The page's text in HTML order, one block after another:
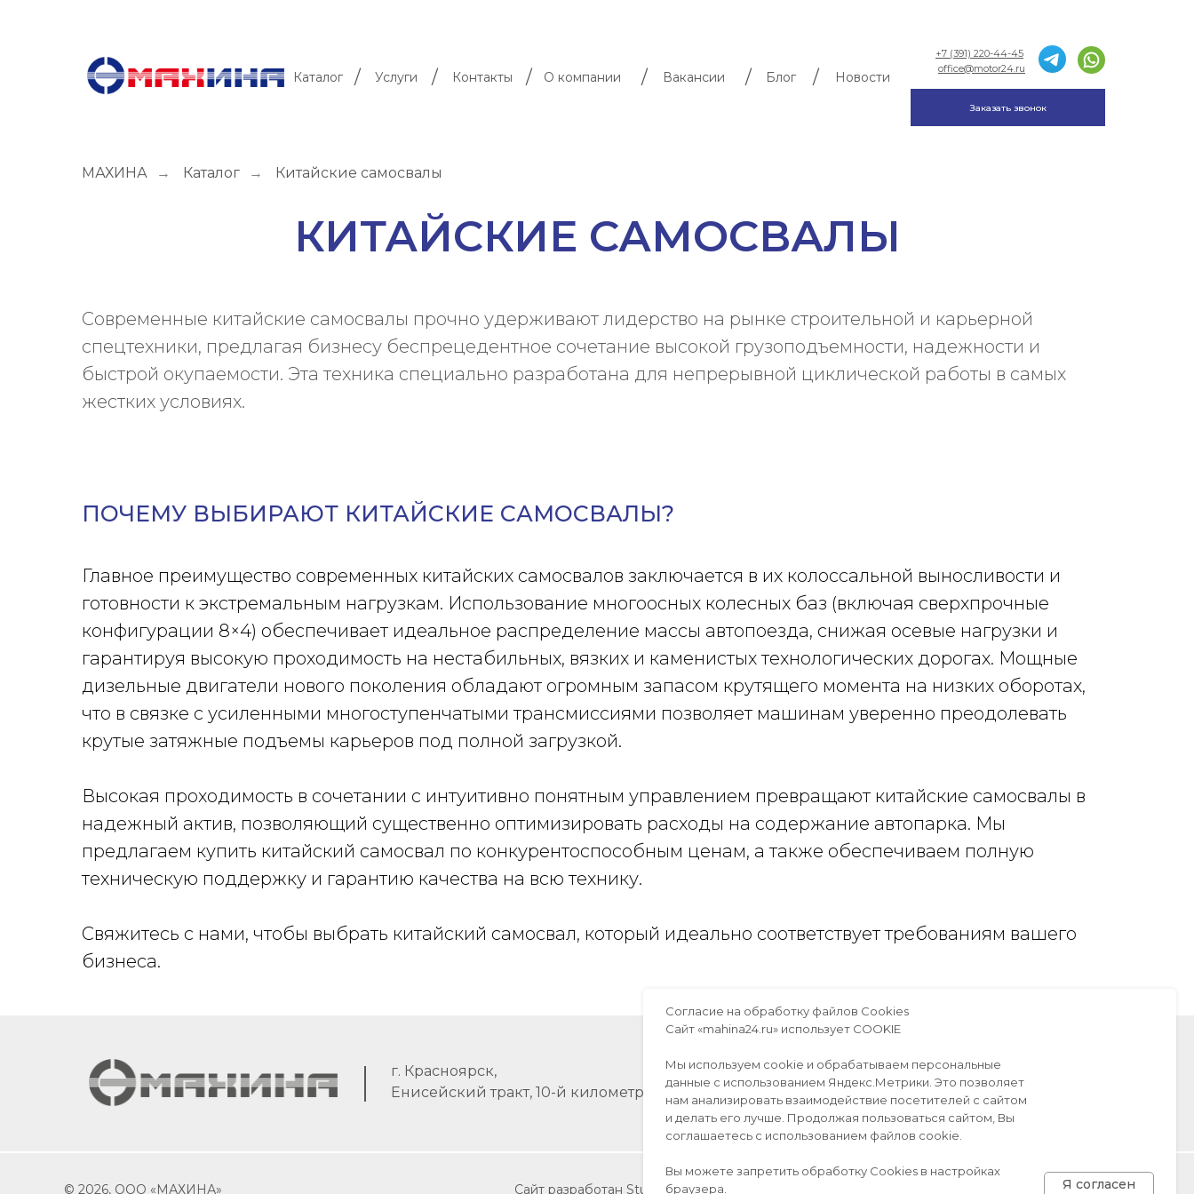
Заказать звонок
+7 (391) 220-44-45
office@motor24.ru
Услуги
Каталог Новости
Блог
/ /
/ / /
/ Контакты Вакансии
О компании
МАХИНА → Каталог → Китайские самосвалы
КИТАЙСКИЕ САМОСВАЛЫ
Современные китайские самосвалы прочно удерживают лидерство на рынке строительной и карьерной
спецтехники, предлагая бизнесу беспрецедентное сочетание высокой грузоподъемности, надежности и
быстрой окупаемости. Эта техника специально разработана для непрерывной циклической работы в самых
жестких условиях.
ПОЧЕМУ ВЫБИРАЮТ КИТАЙСКИЕ САМОСВАЛЫ?
Главное преимущество современных китайских самосвалов заключается в их колоссальной выносливости и
готовности к экстремальным нагрузкам. Использование многоосных колесных баз (включая сверхпрочные
конфигурации 8×4) обеспечивает идеальное распределение массы автопоезда, снижая осевые нагрузки и
гарантируя высокую проходимость на нестабильных, вязких и каменистых технологических дорогах. Мощные
дизельные двигатели нового поколения обладают огромным запасом крутящего момента на низких оборотах,
что в связке с усиленными многоступенчатыми трансмиссиями позволяет машинам уверенно преодолевать
крутые затяжные подъемы карьеров под полной загрузкой.
Высокая проходимость в сочетании с интуитивно понятным управлением превращают китайские самосвалы в
надежный актив, позволяющий существенно оптимизировать расходы на содержание автопарка. Мы
предлагаем купить китайский самосвал по конкурентоспособным ценам, а также обеспечиваем полную
техническую поддержку и гарантию качества на всю технику.
Свяжитесь с нами, чтобы выбрать китайский самосвал, который идеально соответствует требованиям вашего
бизнеса.
Согласие на обработку файлов Сookies
Сайт «mahina24.ru» использует COOKIE
Мы используем cookie и обрабатываем персональные
данные с использованием Яндекс.Метрики. Это позволяет
нам анализировать взаимодействие посетителей с сайтом
и делать его лучше. Продолжая пользоваться сайтом, Вы
соглашаетесь с использованием файлов cookie.
Вы можете запретить обработку Cookies в настройках
браузера.
Я согласен
© 2026, ООО «МАХИНА» Сайт разработан Studio360
г. Красноярск,
Енисейский тракт, 10-й километр, 3/10
Политика конфиденциальности
Карта сайта